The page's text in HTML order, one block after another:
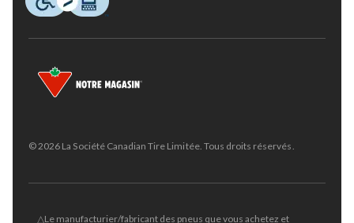
© 2026 La Société Canadian Tire Limitée. Tous droits réservés.
△Le manufacturier/fabricant des pneus que vous achetez et